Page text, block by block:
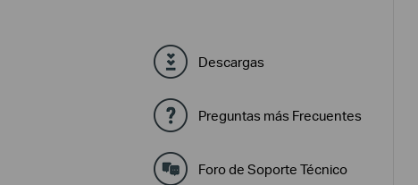
Descargas
Preguntas más Frecuentes
Foro de Soporte Técnico